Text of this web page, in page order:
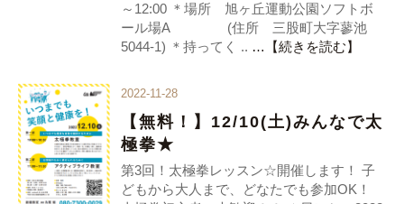
～12:00 ＊場所 旭ヶ丘運動公園ソフトボ
ール場A (住所 三股町大字蓼池
5044-1) ＊持ってく .. …【続きを読む】
2022-11-28
【無料！】12/10(土)みんなで太
極拳★
第3回！太極拳レッスン☆開催します！ 子
どもから大人まで、どなたでも参加OK！